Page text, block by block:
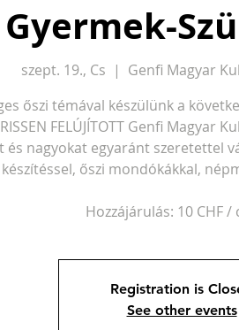
Gyermek-
szept. 19., Cs
  |
Genfi Magyar
őszi témával készülünk a
FELÚJÍTOTT Genfi Magyar
és nagyokat egyaránt szeretettel
készítéssel, őszi mondókákkal,
Hozzájárulás: 10 CHF /
Registration is
See other events